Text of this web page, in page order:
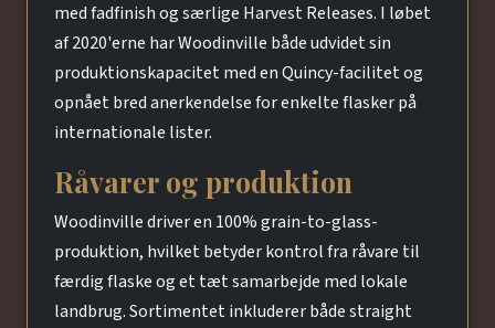
med fadfinish og særlige Harvest Releases. I løbet
af 2020'erne har Woodinville både udvidet sin
produktionskapacitet med en Quincy-facilitet og
opnået bred anerkendelse for enkelte flasker på
internationale lister.
Råvarer og produktion
Woodinville driver en 100% grain-to-glass-
produktion, hvilket betyder kontrol fra råvare til
færdig flaske og et tæt samarbejde med lokale
landbrug. Sortimentet inkluderer både straight